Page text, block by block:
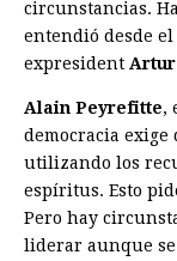
circunstancias.
entendió desde
expresident Artur
Alain Peyrefitte,
democracia exige
utilizando los
espíritus. Esto
Pero hay
liderar aunque